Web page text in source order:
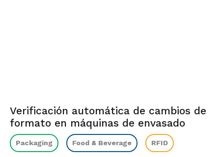
Verificación automática de cambios de
formato en máquinas de envasado
Packaging Food & Beverage RFID